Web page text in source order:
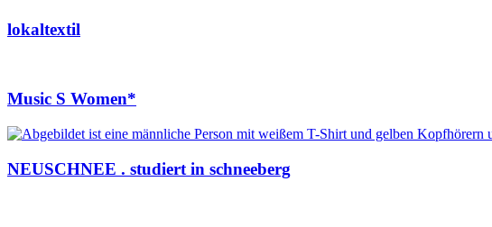
lokaltextil
Music S Women*
NEUSCHNEE . studiert in schneeberg